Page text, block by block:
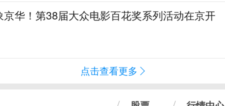
华！第38届大众电影百花奖系列活动在京开
点击查看更多